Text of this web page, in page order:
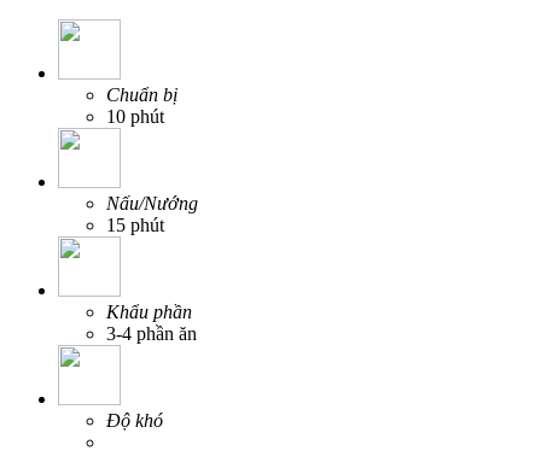
Chuẩn bị
10 phút
Nấu/Nướng
15 phút
Khẩu phần
3-4 phần ăn
Độ khó